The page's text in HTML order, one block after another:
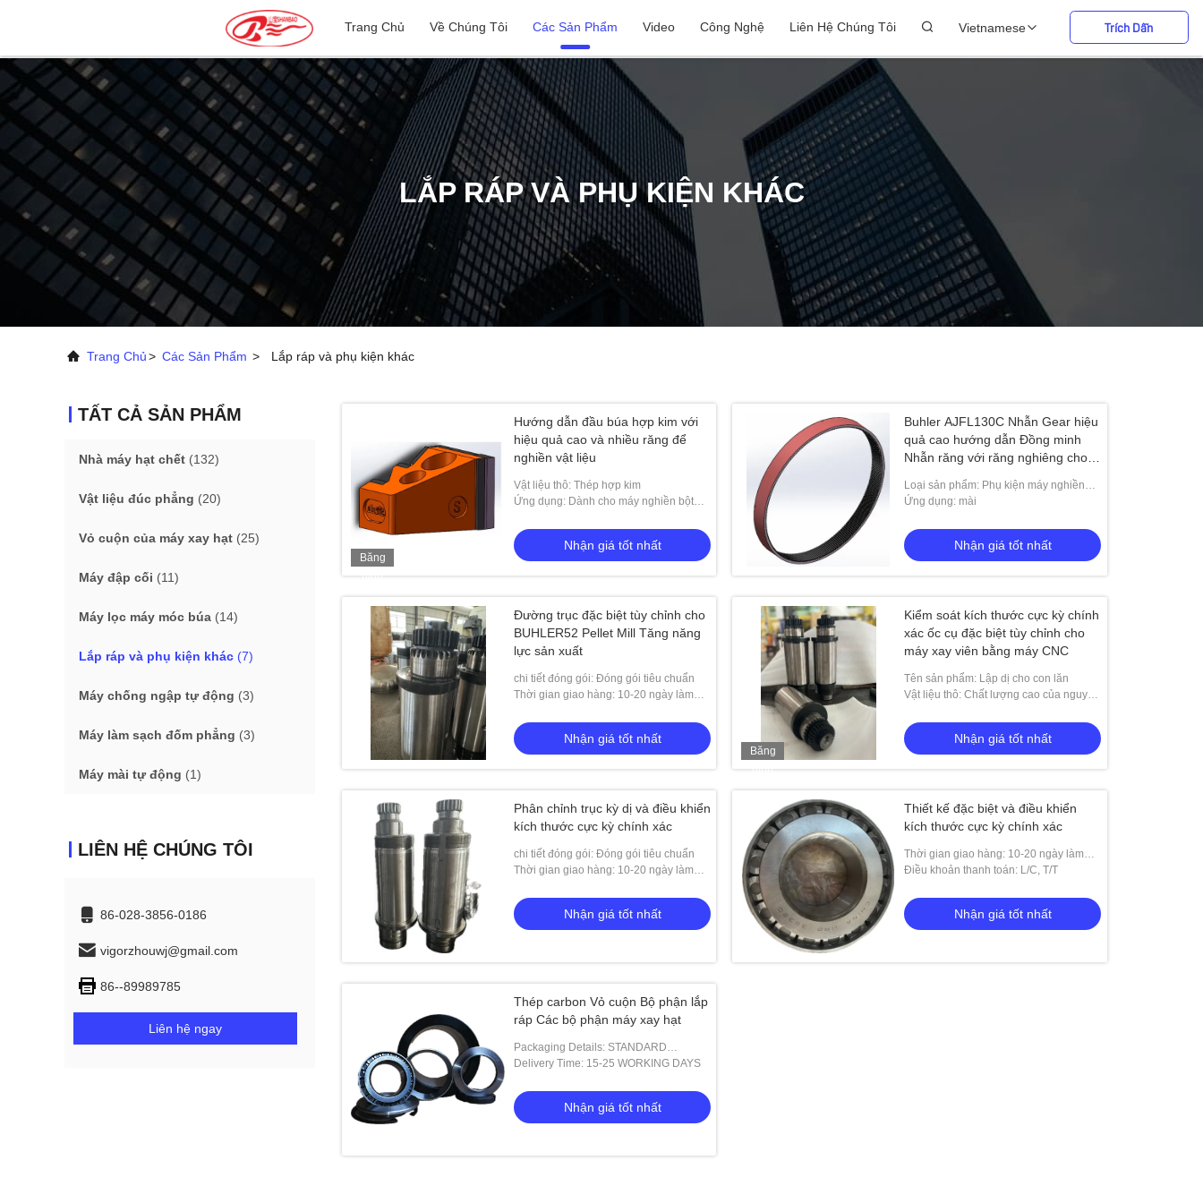
Trang Chủ Về Chúng Tôi Các Sản Phẩm Video Công Nghệ Liên Hệ Chúng Tôi Vietnamese Trích Dẫn
LẮP RÁP VÀ PHỤ KIỆN KHÁC
Trang Chủ> Các Sản Phẩm > Lắp ráp và phụ kiện khác
TẤT CẢ SẢN PHẨM
Nhà máy hạt chết (132)
Vật liệu đúc phẳng (20)
Vỏ cuộn của máy xay hạt (25)
Máy đập cối (11)
Máy lọc máy móc búa (14)
Lắp ráp và phụ kiện khác (7)
Máy chống ngập tự động (3)
Máy làm sạch đốm phẳng (3)
Máy mài tự động (1)
LIÊN HỆ CHÚNG TÔI
86-028-3856-0186
vigorzhouwj@gmail.com
86--89989785
Liên hệ ngay
Băng
hình
Hướng dẫn đầu búa hợp kim với
hiệu quả cao và nhiều răng để
nghiền vật liệu
Vật liệu thô: Thép hợp kim
Ứng dụng: Dành cho máy nghiền bột
Nhận giá tốt nhất
Buhler AJFL130C Nhẫn Gear hiệu
quả cao hướng dẫn Đồng minh
Nhẫn răng với răng nghiêng cho
Loại sản phẩm: Phụ kiện máy nghiền
bột siêu mịn
Ứng dụng: mài
Nhận giá tốt nhất
Đường trục đặc biệt tùy chỉnh cho
BUHLER52 Pellet Mill Tăng năng
lực sản xuất
chi tiết đóng gói: Đóng gói tiêu chuẩn
Thời gian giao hàng: 10-20 ngày làm
Nhận giá tốt nhất
Băng
hình
Kiểm soát kích thước cực kỳ chính
xác ốc cụ đặc biệt tùy chỉnh cho
máy xay viên bằng máy CNC
Tên sản phẩm: Lập dị cho con lăn
Vật liệu thô: Chất lượng cao của nguyên
Nhận giá tốt nhất
Phân chỉnh trục kỳ dị và điều khiển
kích thước cực kỳ chính xác
chi tiết đóng gói: Đóng gói tiêu chuẩn
Thời gian giao hàng: 10-20 ngày làm
Nhận giá tốt nhất
Thiết kế đặc biệt và điều khiển
kích thước cực kỳ chính xác
Thời gian giao hàng: 10-20 ngày làm
việc
Điều khoản thanh toán: L/C, T/T
Nhận giá tốt nhất
Thép carbon Vỏ cuộn Bộ phận lắp
ráp Các bộ phận máy xay hạt
Packaging Details: STANDARD
PACKING
Delivery Time: 15-25 WORKING DAYS
Nhận giá tốt nhất